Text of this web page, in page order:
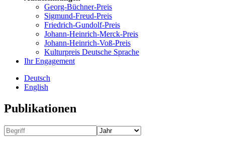
Georg-Büchner-Preis
Sigmund-Freud-Preis
Friedrich-Gundolf-Preis
Johann-Heinrich-Merck-Preis
Johann-Heinrich-Voß-Preis
Kulturpreis Deutsche Sprache
Ihr Engagement
Deutsch
English
Publikationen